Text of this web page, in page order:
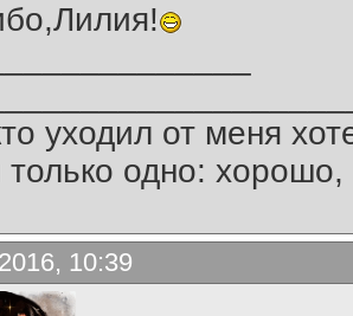
уходил от меня
только одно:
10:39